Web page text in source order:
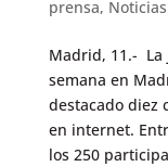
prensa, Noticias
Madrid, 11.- La
semana en
destacado diez
en internet.
los 250